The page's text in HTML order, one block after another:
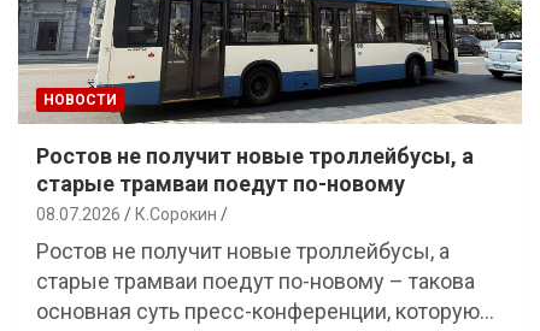
НОВОСТИ
Ростов не получит новые троллейбусы, а
старые трамваи поедут по-новому
08.07.2026 К.Сорокин
Ростов не получит новые троллейбусы, а
старые трамваи поедут по-новому – такова
основная суть пресс-конференции, которую…